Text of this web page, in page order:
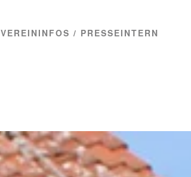
INFOS / PRESSEINTERN